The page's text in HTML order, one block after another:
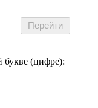
букве (цифре):